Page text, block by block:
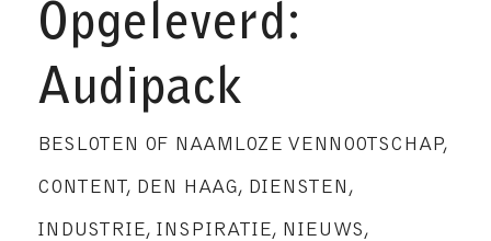
Opgeleverd:
Audipack
BESLOTEN OF NAAMLOZE VENNOOTSCHAP,
CONTENT , DEN HAAG, DIENSTEN ,
INDUSTRIE, INSPIRATIE, NIEUWS,